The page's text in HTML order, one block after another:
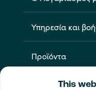
This
Υπηρεσία και
Προϊόντα